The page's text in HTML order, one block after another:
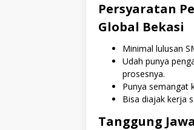
Persyaratan
Global Bekasi
Minimal lulusan
Udah punya
prosesnya.
Punya semangat
Bisa diajak kerja
Tanggung